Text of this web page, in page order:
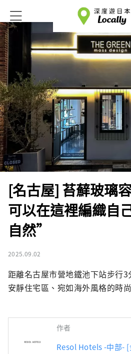
[名古屋] 苔蘚玻璃
可以在這裡編織自
自然”
2025.09.02
距離名古屋市營地鐵池下站步行
安靜住宅區、宛如海外風格的時
作者
Resol Hotels -中部-